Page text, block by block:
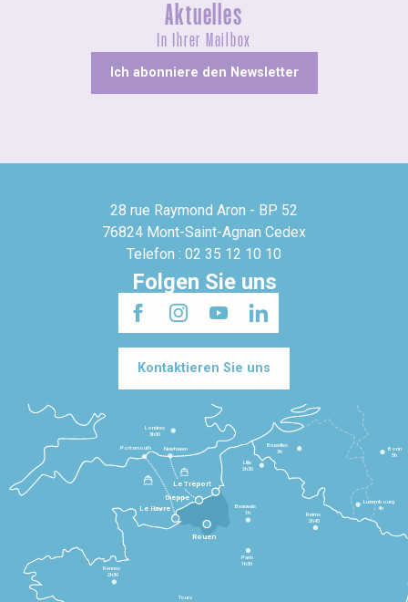
Aktuelles
In Ihrer Mailbox
Ich abonniere den Newsletter
28 rue Raymond Aron - BP 52
76824 Mont-Saint-Agnan Cedex
Telefon : 02 35 12 10 10
Folgen Sie uns
Kontaktieren Sie uns
Le Havre
Dieppe
Le Tréport
Rennes
2h30
Tours
Paris
1h30
Beauvais
1h
Reims
2h45
Lille
2h30
Bruxelles
3h
Londres
3h30
Newhaven
Portsmouth
Bonn
5h
Luxembourg
4h
Rouen